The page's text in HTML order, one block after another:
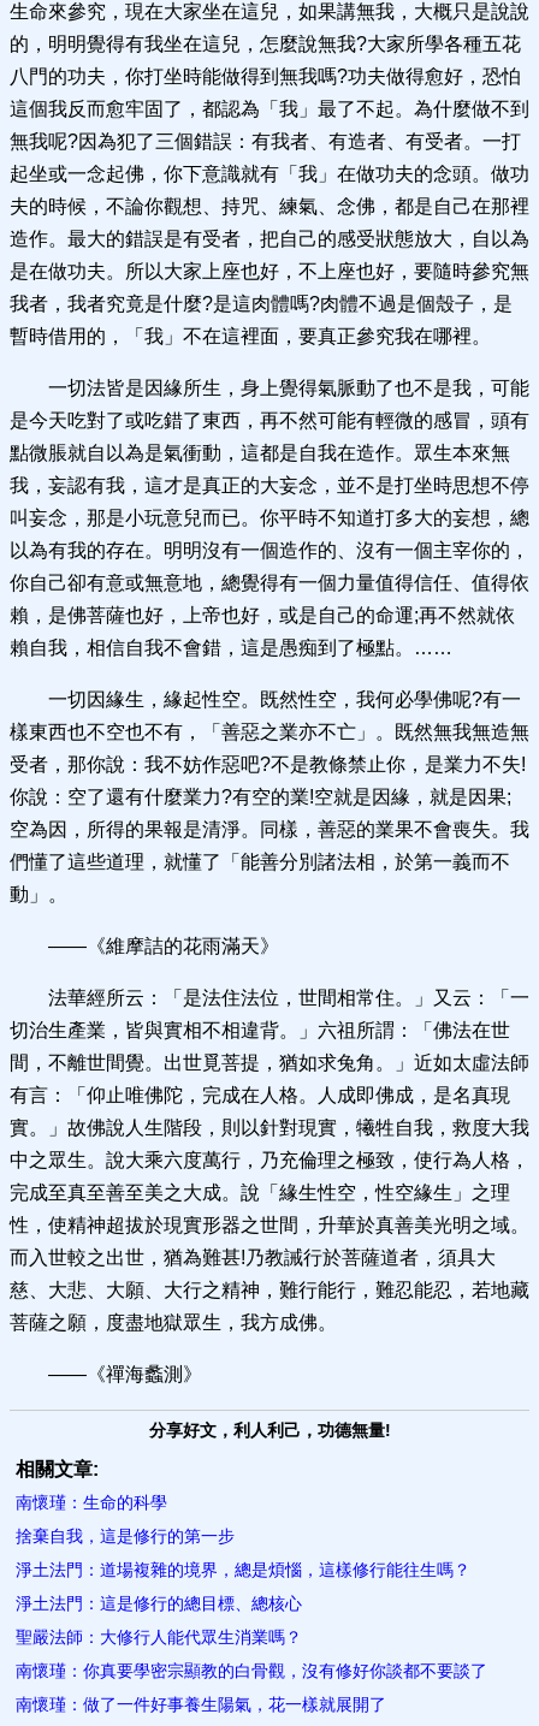
生命來參究，現在大家坐在這兒，如果講無我，大概只是說說
的，明明覺得有我坐在這兒，怎麼說無我?大家所學各種五花
八門的功夫，你打坐時能做得到無我嗎?功夫做得愈好，恐怕
這個我反而愈牢固了，都認為「我」最了不起。為什麼做不到
無我呢?因為犯了三個錯誤：有我者、有造者、有受者。一打
起坐或一念起佛，你下意識就有「我」在做功夫的念頭。做功
夫的時候，不論你觀想、持咒、練氣、念佛，都是自己在那裡
造作。最大的錯誤是有受者，把自己的感受狀態放大，自以為
是在做功夫。所以大家上座也好，不上座也好，要隨時參究無
我者，我者究竟是什麼?是這肉體嗎?肉體不過是個殼子，是
暫時借用的，「我」不在這裡面，要真正參究我在哪裡。
一切法皆是因緣所生，身上覺得氣脈動了也不是我，可能
是今天吃對了或吃錯了東西，再不然可能有輕微的感冒，頭有
點微脹就自以為是氣衝動，這都是自我在造作。眾生本來無
我，妄認有我，這才是真正的大妄念，並不是打坐時思想不停
叫妄念，那是小玩意兒而已。你平時不知道打多大的妄想，總
以為有我的存在。明明沒有一個造作的、沒有一個主宰你的，
你自己卻有意或無意地，總覺得有一個力量值得信任、值得依
賴，是佛菩薩也好，上帝也好，或是自己的命運;再不然就依
賴自我，相信自我不會錯，這是愚痴到了極點。……
一切因緣生，緣起性空。既然性空，我何必學佛呢?有一
樣東西也不空也不有，「善惡之業亦不亡」。既然無我無造無
受者，那你說：我不妨作惡吧?不是教條禁止你，是業力不失!
你說：空了還有什麼業力?有空的業!空就是因緣，就是因果;
空為因，所得的果報是清淨。同樣，善惡的業果不會喪失。我
們懂了這些道理，就懂了「能善分別諸法相，於第一義而不
動」。
——《維摩詰的花雨滿天》
法華經所云：「是法住法位，世間相常住。」又云：「一
切治生產業，皆與實相不相違背。」六祖所謂：「佛法在世
間，不離世間覺。出世覓菩提，猶如求兔角。」近如太虛法師
有言：「仰止唯佛陀，完成在人格。人成即佛成，是名真現
實。」故佛說人生階段，則以針對現實，犧牲自我，救度大我
中之眾生。說大乘六度萬行，乃充倫理之極致，使行為人格，
完成至真至善至美之大成。說「緣生性空，性空緣生」之理
性，使精神超拔於現實形器之世間，升華於真善美光明之域。
而入世較之出世，猶為難甚!乃教誡行於菩薩道者，須具大
慈、大悲、大願、大行之精神，難行能行，難忍能忍，若地藏
菩薩之願，度盡地獄眾生，我方成佛。
——《禪海蠡測》
分享好文，利人利己，功德無量!
相關文章:
南懷瑾：生命的科學
捨棄自我，這是修行的第一步
淨土法門：道場複雜的境界，總是煩惱，這樣修行能往生嗎？
淨土法門：這是修行的總目標、總核心
聖嚴法師：大修行人能代眾生消業嗎？
南懷瑾：你真要學密宗顯教的白骨觀，沒有修好你談都不要談了
南懷瑾：做了一件好事養生陽氣，花一樣就展開了